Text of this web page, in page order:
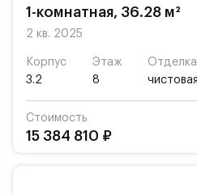
1-комнатная, 36.28 м²
2 кв. 2025
Корпус
3.2
Этаж
8
Отделка
Стоимость
15 384 810 ₽